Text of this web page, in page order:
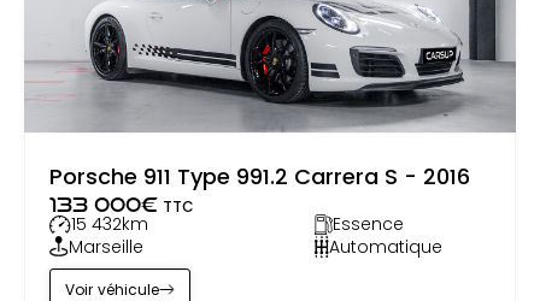
Porsche 911 Type 991.2 Carrera S - 2016
133 000€ TTC
15 432km
Essence
Marseille
Automatique
Voir véhicule